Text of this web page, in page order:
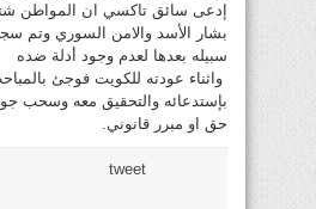
إدعى سائق تاكسي ان المواطن
بشار الأسد والامن السوري وتم
سبيله بعدها لعدم وجود أدلة ضده
واثناء عودته للكويت فوجئ
بإستدعائه والتحقيق معه وسحب
حق او مبرر قانوني.
tweet